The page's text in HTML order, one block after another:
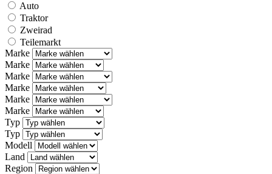
Auto
Traktor
Zweirad
Teilemarkt
Marke
Marke
Marke
Marke
Marke
Marke
Typ
Typ
Modell
Land
Region